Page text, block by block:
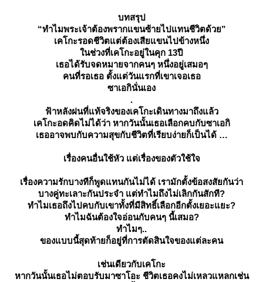
บทสรุป
“ทำไมพระเจ้าต้องพรากแขนซ้ายไปแทนชีวิตด้วย”
เคโกะรอดชีวิตแต่ต้องเสียแขนไปข้างหนึ่ง
นช่วงที่เคโกะอยู่ในคุก 13ปี
เธอได้รับจดหมายจากคนๆ หนึ่งอยู่เสมอๆ
คนที่รอเธอ ตั้งแต่วันแรกที่เขาเจอเธอ
ซาเอกินั่นเอง
.
ฟ้าหลังฝนที่แท้จริงของเคโกะเดินทางมาถึงแล้ว
เคโกะอดคิดไม่ได้ว่า หากวันนั้นเธอเลือกคบกับซาเอกิ
เธออาจพบกับความสุขกับชีวิตที่เรียบง่ายก็เป็นได้
เรื่องคนอื่นใช้หัว แต่เรื่องของตัวใช้ใจ
เรื่องความรักบางทีก็พูดแทนกันไม่ได้ เรามักตั้งข้อสงสัยกันว่า
บางคู่ทะเลาะกันประจำ แต่ทำไมถึงไม่เลิกกันสักที?
ทำไมเธอถึงไปคบกับเขาทั้งที่มีสิทธิ์เลือกอีกตั้งเยอะแยะ?
ทำไมฉันต้องใจอ่อนกับคนๆ นี้เสมอ?
ทำไมๆ..
ของแบบนี้สุดท้ายก็อยู่ที่การตัดสินใจของแต่ละคน
เช่นเดียวกับเคโกะ
หากวันนั้นเธอไม่ตอบรับมาซาโอะ ชีวิตเธอคงไม่เหลวแหลกเช่น